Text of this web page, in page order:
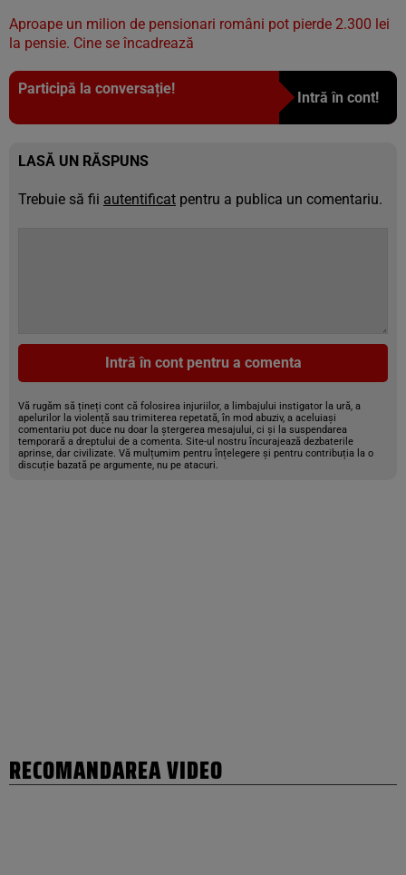
Aproape un milion de pensionari români pot pierde 2.300 lei
la pensie. Cine se încadrează
Participă la conversație!
Intră în cont!
LASĂ UN RĂSPUNS
Trebuie să fii autentificat pentru a publica un comentariu.
Intră în cont pentru a comenta
Vă rugăm să țineți cont că folosirea injuriilor, a limbajului instigator la ură, a
apelurilor la violență sau trimiterea repetată, în mod abuziv, a aceluiași
comentariu pot duce nu doar la ștergerea mesajului, ci și la suspendarea
temporară a dreptului de a comenta. Site-ul nostru încurajează dezbaterile
aprinse, dar civilizate. Vă mulțumim pentru înțelegere și pentru contribuția la o
discuție bazată pe argumente, nu pe atacuri.
RECOMANDAREA VIDEO